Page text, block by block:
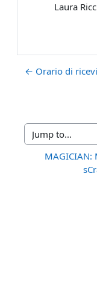
Laura
← Orario di
Jump to...
MAGICIAN: